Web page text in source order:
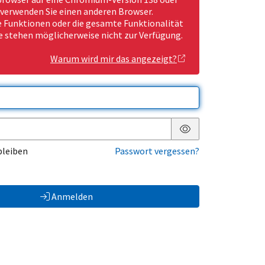
Sie einen anderen Browser.
oder die gesamte Funktionalität
stehen möglicherweise nicht zur Verfügung.
Warum wird mir das angezeigt?
Passwort anzeigen
Passwort vergessen?
Anmelden